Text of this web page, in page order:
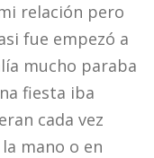
relación pero
fue empezó a
mucho paraba
fiesta iba
cada vez
mano o en